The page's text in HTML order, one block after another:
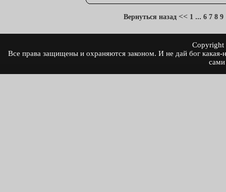
Вернуться назад << 1 ... 6 7 8 9
Все права защищены и охраняются законом. И не дай бог какая-
сами